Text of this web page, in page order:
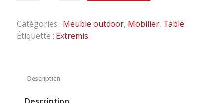
Catégories : Meuble outdoor, Mobilier, Table
Étiquette : Extremis
Description